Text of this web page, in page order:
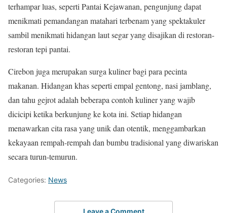
terhampar luas, seperti Pantai Kejawanan, pengunjung dapat
menikmati pemandangan matahari terbenam yang spektakuler
sambil menikmati hidangan laut segar yang disajikan di restoran-
restoran tepi pantai.
Cirebon juga merupakan surga kuliner bagi para pecinta
makanan. Hidangan khas seperti empal gentong, nasi jamblang,
dan tahu gejrot adalah beberapa contoh kuliner yang wajib
dicicipi ketika berkunjung ke kota ini. Setiap hidangan
menawarkan cita rasa yang unik dan otentik, menggambarkan
kekayaan rempah-rempah dan bumbu tradisional yang diwariskan
secara turun-temurun.
Categories: News
Leave a Comment